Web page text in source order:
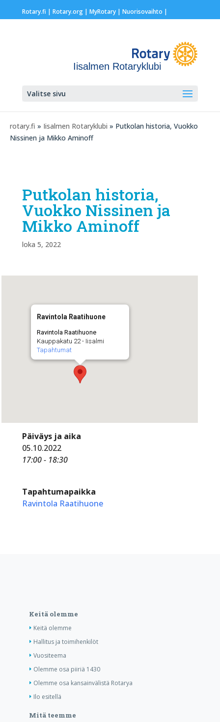
Rotary.fi | Rotary.org| MyRotary | Nuorisovaihto |
Iisalmen Rotaryklubi
Valitse sivu
rotary.fi » Iisalmen Rotaryklubi » Putkolan historia, Vuokko
Nissinen ja Mikko Aminoff
Putkolan historia,
Vuokko Nissinen ja
Mikko Aminoff
loka 5, 2022
Ravintola Raatihuone
Ravintola Raatihuone
Kauppakatu 22 - Iisalmi
Tapahtumat
Päiväys ja aika
05.10.2022
17:00 - 18:30
Tapahtumapaikka
Ravintola Raatihuone
Keitä olemme
Keitä olemme
Hallitus ja toimihenkilöt
Vuositeema
Olemme osa piiriä 1430
Olemme osa kansainvälistä Rotarya
Ilo esitellä
Mitä teemme